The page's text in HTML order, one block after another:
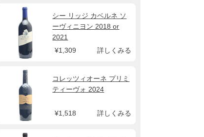
シー リッジ カベルネ ソ
ーヴィニヨン 2018 or
2021
¥1,309
詳しくみる
コレッツィオーネ プリミ
ティーヴォ 2024
¥1,518 詳しくみる